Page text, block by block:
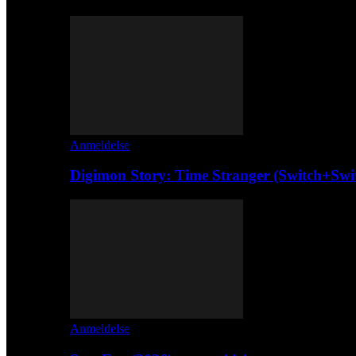
Anmeldelse
Digimon Story: Time Stranger
Anmeldelse